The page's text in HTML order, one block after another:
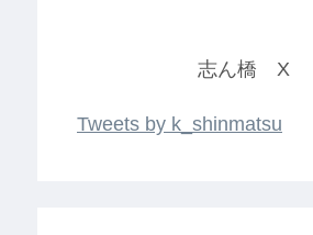
志ん橋 X
Tweets by k_shinmatsu